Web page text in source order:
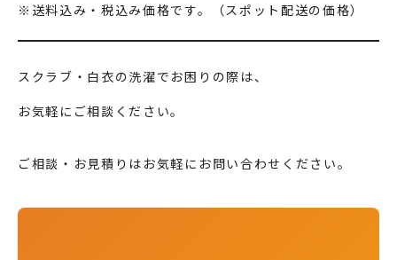
※送料込み・税込み価格です。（スポット配送の価格）
スクラブ・白衣の洗濯でお困りの際は、
お気軽にご相談ください。
ご相談・お見積りはお気軽にお問い合わせください。